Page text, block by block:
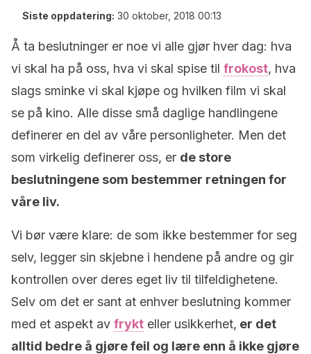
Siste oppdatering: 30 oktober, 2018 00:13
Å ta beslutninger er noe vi alle gjør hver dag: hva
vi skal ha på oss, hva vi skal spise til frokost, hva
slags sminke vi skal kjøpe og hvilken film vi skal
se på kino. Alle disse små daglige handlingene
definerer en del av våre personligheter. Men det
som virkelig definerer oss, er de store
beslutningene som bestemmer retningen for
våre liv.
Vi bør være klare: de som ikke bestemmer for seg
selv, legger sin skjebne i hendene på andre og gir
kontrollen over deres eget liv til tilfeldighetene.
Selv om det er sant at enhver beslutning kommer
med et aspekt av frykt eller usikkerhet, er det
alltid bedre å gjøre feil og lære enn å ikke gjøre